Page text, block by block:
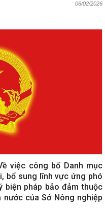
06/02/2026
việc công bố Danh mục
bổ sung lĩnh vực ứng phó
biện pháp bảo đảm thuộc
của Sở Nông nghiệp